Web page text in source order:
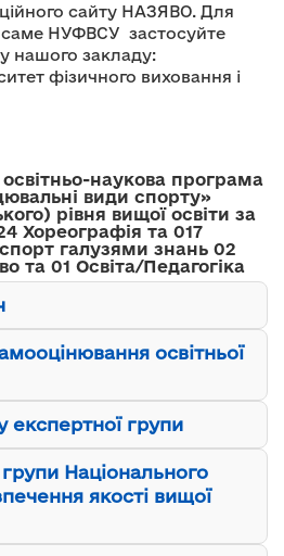
сайту НАЗЯВО. Для
саме НУФВСУ застосуйте
нашого закладу:
фізичного виховання і
наукова програма
види спорту»
рівня вищої освіти за
Хореографія та 017
галузями знань 02
та 01 Освіта/Педагогіка
освітньої
експертної групи
групи Національного
якості вищої